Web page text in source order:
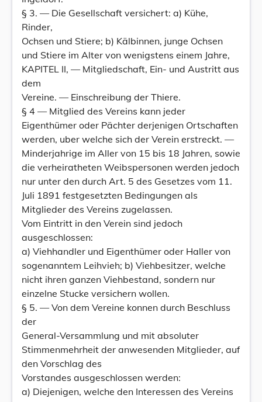
§ 3. — Die Gesellschaft versichert: a) Kühe,
Rinder,
Ochsen und Stiere; b) Kälbinnen, junge Ochsen
und Stiere im Alter von wenigstens einem Jahre,
KAPITEL II, — Mitgliedschaft, Ein- und Austritt aus
dem
Vereine. — Einschreibung der Thiere.
§ 4 — Mitglied des Vereins kann jeder
Eigenthümer oder Pächter derjenigen Ortschaften
werden, uber welche sich der Verein erstreckt. —
Minderjahrige im Aller von 15 bis 18 Jahren, sowie
die verheiratheten Weibspersonen werden jedoch
nur unter den durch Art. 5 des Gesetzes vom 11.
Juli 1891 festgesetzten Bedingungen als
Mitglieder des Vereins zugelassen.
Vom Eintritt in den Verein sind jedoch
ausgeschlossen:
a) Viehhandler und Eigenthümer oder Haller von
sogenanntem Leihvieh; b) Viehbesitzer, welche
nicht ihren ganzen Viehbestand, sondern nur
einzelne Stucke versichern wollen.
§ 5. — Von dem Vereine konnen durch Beschluss
der
General-Versammlung und mit absoluter
Stimmenmehrheit der anwesenden Mitglieder, auf
den Vorschlag des
Vorstandes ausgeschlossen werden:
a) Diejenigen, welche den Interessen des Vereins